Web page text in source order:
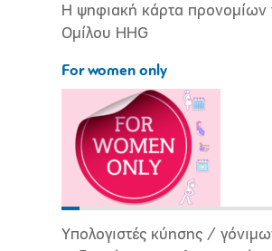
Η ψηφιακή κάρτα προνομίων
Ομίλου HHG
For women only
Υπολογιστές κύησης /